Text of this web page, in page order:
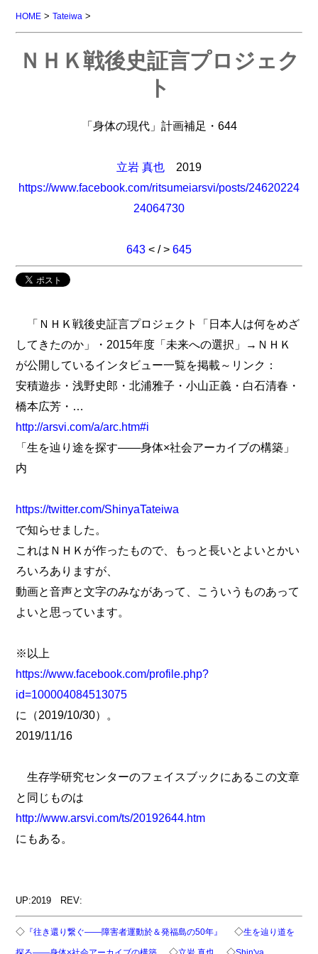
HOME >Tateiwa >
ＮＨＫ戦後史証言プロジェク
ト
「身体の現代」計画補足・644
立岩 真也 2019
https://www.facebook.com/ritsumeiarsvi/posts/24620224
24064730
643 < / > 645
「ＮＨＫ戦後史証言プロジェクト「日本人は何をめざ
してきたのか」・2015年度「未来への選択」→ＮＨＫ
が公開しているインタビュー一覧を掲載～リンク：
安積遊歩・浅野史郎・北浦雅子・小山正義・白石清春・
橋本広芳・…
http://arsvi.com/a/arc.htm#i
「生を辿り途を探す――身体×社会アーカイブの構築」
内
https://twitter.com/ShinyaTateiwa
で知らせました。
これはＮＨＫが作ったもので、もっと長いとよいとかい
ろいろありますが、
動画と音声と文字のみながあって、こういうものあって
よいと思っています。
※以上
https://www.facebook.com/profile.php?
id=100004084513075
に（2019/10/30）。
2019/11/16
生存学研究センターのフェイスブックにあるこの文章
と同じものは
http://www.arsvi.com/ts/20192644.htm
にもある。
UP:2019 REV:
◇ 『往き還り繋ぐ――障害者運動於＆発福島の50年』 ◇生を辿り道を